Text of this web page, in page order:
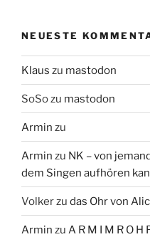
NEUESTE
Klaus zu mastodon
SoSozu mastodon
Armin zu
Armin zu NK – von
dem Singen aufhören
Volkerzu das Ohr von
Armin zu A R M I M R O H